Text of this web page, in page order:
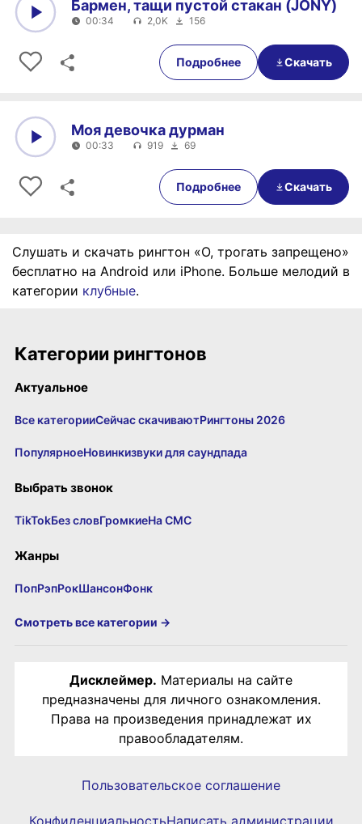
00:34
Бармен, тащи пустой стакан (JONY)
00:34 2,0K 156
Подробнее Скачать
00:33
Моя девочка дурман
00:33 919 69
Подробнее Скачать
Слушать и скачать рингтон «О, трогать запрещено»
бесплатно на Android или iPhone. Больше мелодий в
категории клубные.
Категории рингтонов
Актуальное
Все категорииСейчас скачиваютРингтоны 2026
ПопулярноеНовинкизвуки для саундпада
Выбрать звонок
TikTokБез словГромкиеНа СМС
Жанры
ПопРэпРокШансонФонк
Смотреть все категории →
Дисклеймер. Материалы на сайте
предназначены для личного ознакомления.
Права на произведения принадлежат их
правообладателям.
Пользовательское соглашение
КонфиденциальностьНаписать администрации